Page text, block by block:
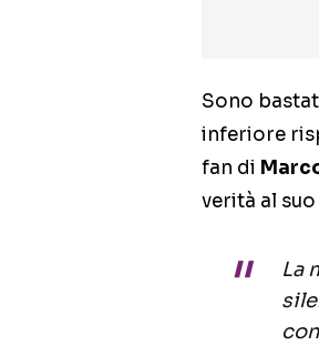
Sono
inferiore
fan di
verità al
La